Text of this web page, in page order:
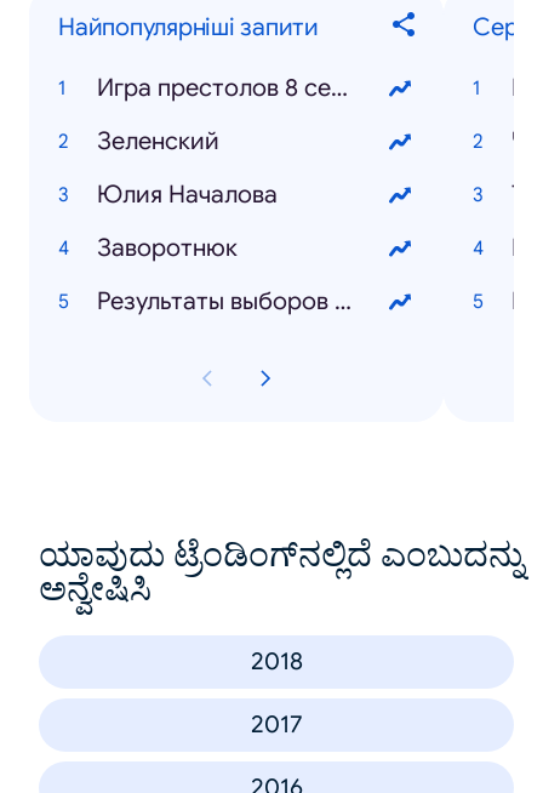
Найпопулярніші запити
Игра престолов 8 сезон
Зеленский
Юлия Началова
Заворотнюк
Результаты выборов 2019
ಯಾವುದು ಟ್ರೆಂಡಿಂಗ್‌ನಲ್ಲಿದೆ ಎಂಬುದನ್ನು
ಅನ್ವೇಷಿಸಿ
2018
2017